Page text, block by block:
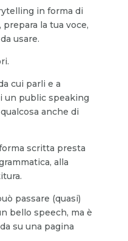
in forma di
la tua voce,
usare.
cui parli e a
un public speaking
anche di
scritta presta
alla
passare (quasi)
bello speech, ma è
su una pagina